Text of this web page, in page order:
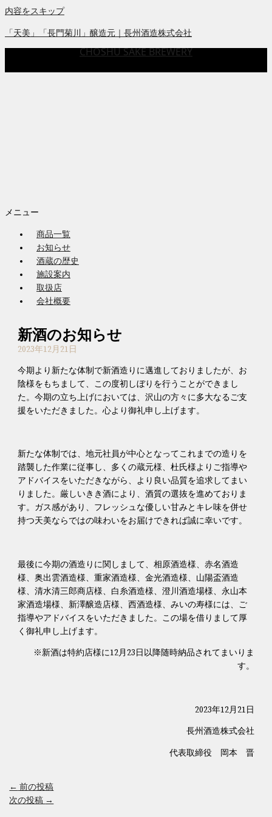
内容をスキップ
「天美」「長門菊川」醸造元｜長州酒造株式会社
CHOSHU SAKE BREWERY
メニュー
商品一覧
お知らせ
酒蔵の歴史
施設案内
取扱店
会社概要
新酒のお知らせ
2023年12月21日
今期より新たな体制で新酒造りに邁進しておりましたが、お
陰様をもちまして、この度初しぼりを行うことができまし
た。今期の立ち上げにおいては、沢山の方々に多大なるご支
援をいただきました。心より御礼申し上げます。
新たな体制では、地元社員が中心となってこれまでの造りを
踏襲した作業に従事し、多くの蔵元様、杜氏様よりご指導や
アドバイスをいただきながら、より良い品質を追求してまい
りました。厳しいきき酒により、酒質の選抜を進めておりま
す。ガス感があり、フレッシュな優しい甘みとキレ味を併せ
持つ天美ならではの味わいをお届けできれば誠に幸いです。
最後に今期の酒造りに関しまして、相原酒造様、赤名酒造
様、奥出雲酒造様、重家酒造様、金光酒造様、山陽盃酒造
様、清水清三郎商店様、白糸酒造様、澄川酒造場様、永山本
家酒造場様、新澤醸造店様、西酒造様、みいの寿様には、ご
指導やアドバイスをいただきました。この場を借りまして厚
く御礼申し上げます。
※新酒は特約店様に12月23日以降随時納品されてまいりま
す。
2023年12月21日
長州酒造株式会社
代表取締役 岡本 晋
← 前の投稿
次の投稿 →